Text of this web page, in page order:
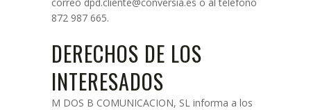
872 987 665.
DERECHOS DE LOS
INTERESADOS
M DOS B COMUNICACION, SL informa a los